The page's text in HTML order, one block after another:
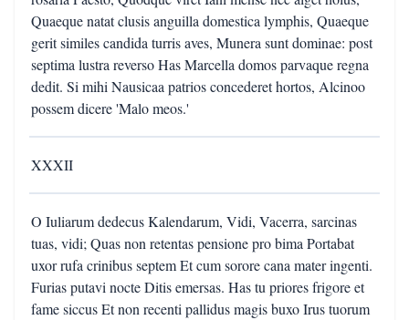
Quaeque natat clusis anguilla domestica lymphis, Quaeque
gerit similes candida turris aves, Munera sunt dominae: post
septima lustra reverso Has Marcella domos parvaque regna
dedit. Si mihi Nausicaa patrios concederet hortos, Alcinoo
possem dicere 'Malo meos.'
XXXII
O Iuliarum dedecus Kalendarum, Vidi, Vacerra, sarcinas
tuas, vidi; Quas non retentas pensione pro bima Portabat
uxor rufa crinibus septem Et cum sorore cana mater ingenti.
Furias putavi nocte Ditis emersas. Has tu priores frigore et
fame siccus Et non recenti pallidus magis buxo Irus tuorum